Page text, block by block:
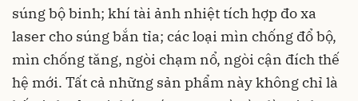
súng bộ binh; khí tài ảnh nhiệt tích hợp đo xa
laser cho súng bắn tỉa; các loại mìn chống đổ bộ,
mìn chống tăng, ngòi chạm nổ, ngòi cận đích thế
hệ mới. Tất cả những sản phẩm này không chỉ là